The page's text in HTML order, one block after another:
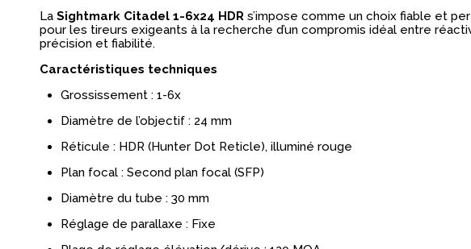
La Sightmark Citadel 1-6x24 HDRs’impose comme un choix fiable et
pour les tireurs exigeants à la recherche d’un compromis idéal entre
précision et fiabilité.
Caractéristiques techniques
Grossissement : 1-6x
Diamètre de l’objectif : 24 mm
Réticule : HDR (Hunter Dot Reticle), illuminé rouge
Plan focal : Second plan focal (SFP)
Diamètre du tube : 30 mm
Réglage de parallaxe : Fixe